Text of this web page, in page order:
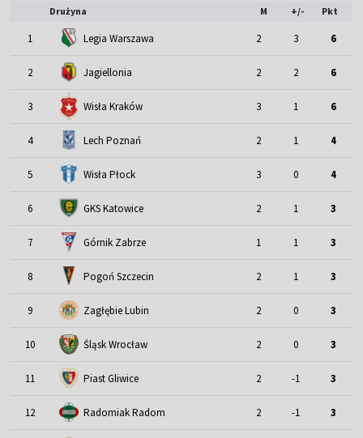
Drużyna M +/- Pkt
1 Legia Warszawa 2 3 6
2 Jagiellonia 2 2 6
3 Wisła Kraków 3 1 6
4 Lech Poznań 2 1 4
5 Wisła Płock 3 0 4
6 GKS Katowice 2 1 3
7 Górnik Zabrze 1 1 3
8 Pogoń Szczecin 2 1 3
9 Zagłębie Lubin 2 0 3
10 Śląsk Wrocław 2 0 3
11 Piast Gliwice 2 -1 3
12 Radomiak Radom 2 -1 3